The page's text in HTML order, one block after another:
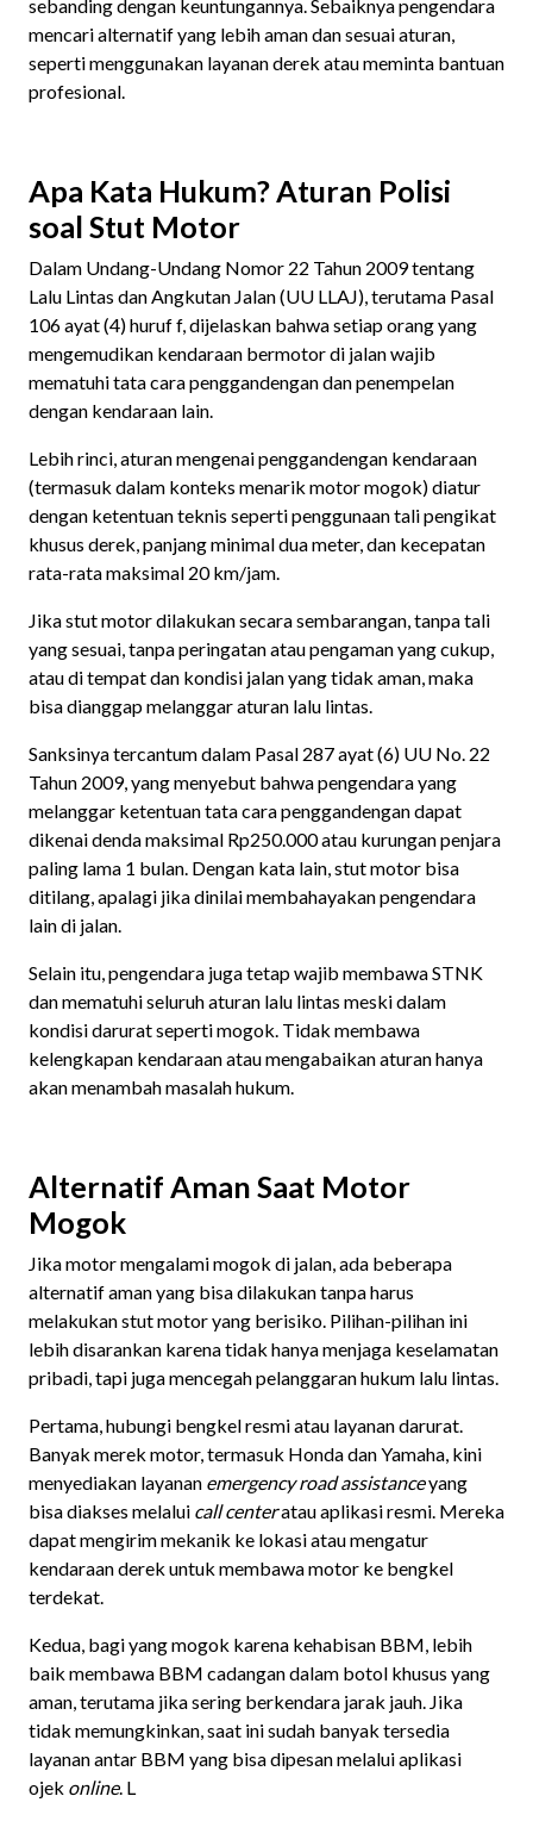
sebanding dengan keuntungannya. Sebaiknya pengendara
mencari alternatif yang lebih aman dan sesuai aturan,
seperti menggunakan layanan derek atau meminta bantuan
profesional.
Apa Kata Hukum? Aturan Polisi
soal Stut Motor
Dalam Undang-Undang Nomor 22 Tahun 2009 tentang
Lalu Lintas dan Angkutan Jalan (UU LLAJ), terutama Pasal
106 ayat (4) huruf f, dijelaskan bahwa setiap orang yang
mengemudikan kendaraan bermotor di jalan wajib
mematuhi tata cara penggandengan dan penempelan
dengan kendaraan lain.
Lebih rinci, aturan mengenai penggandengan kendaraan
(termasuk dalam konteks menarik motor mogok) diatur
dengan ketentuan teknis seperti penggunaan tali pengikat
khusus derek, panjang minimal dua meter, dan kecepatan
rata-rata maksimal 20 km/jam.
Jika stut motor dilakukan secara sembarangan, tanpa tali
yang sesuai, tanpa peringatan atau pengaman yang cukup,
atau di tempat dan kondisi jalan yang tidak aman, maka
bisa dianggap melanggar aturan lalu lintas.
Sanksinya tercantum dalam Pasal 287 ayat (6) UU No. 22
Tahun 2009, yang menyebut bahwa pengendara yang
melanggar ketentuan tata cara penggandengan dapat
dikenai denda maksimal Rp250.000 atau kurungan penjara
paling lama 1 bulan. Dengan kata lain, stut motor bisa
ditilang, apalagi jika dinilai membahayakan pengendara
lain di jalan.
Selain itu, pengendara juga tetap wajib membawa STNK
dan mematuhi seluruh aturan lalu lintas meski dalam
kondisi darurat seperti mogok. Tidak membawa
kelengkapan kendaraan atau mengabaikan aturan hanya
akan menambah masalah hukum.
Alternatif Aman Saat Motor
Mogok
Jika motor mengalami mogok di jalan, ada beberapa
alternatif aman yang bisa dilakukan tanpa harus
melakukan stut motor yang berisiko. Pilihan-pilihan ini
lebih disarankan karena tidak hanya menjaga keselamatan
pribadi, tapi juga mencegah pelanggaran hukum lalu lintas.
Pertama, hubungi bengkel resmi atau layanan darurat.
Banyak merek motor, termasuk Honda dan Yamaha, kini
menyediakan layanan emergency road assistanceyang
bisa diakses melalui call centeratau aplikasi resmi. Mereka
dapat mengirim mekanik ke lokasi atau mengatur
kendaraan derek untuk membawa motor ke bengkel
terdekat.
Kedua, bagi yang mogok karena kehabisan BBM, lebih
baik membawa BBM cadangan dalam botol khusus yang
aman, terutama jika sering berkendara jarak jauh. Jika
tidak memungkinkan, saat ini sudah banyak tersedia
layanan antar BBM yang bisa dipesan melalui aplikasi
ojek online. L